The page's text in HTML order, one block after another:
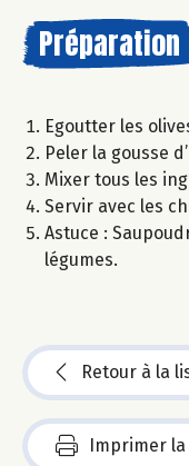
Préparation
Egoutter les
Peler la gousse
Mixer tous les
Servir avec les
Astuce :
légumes.
Retour à la
Imprimer